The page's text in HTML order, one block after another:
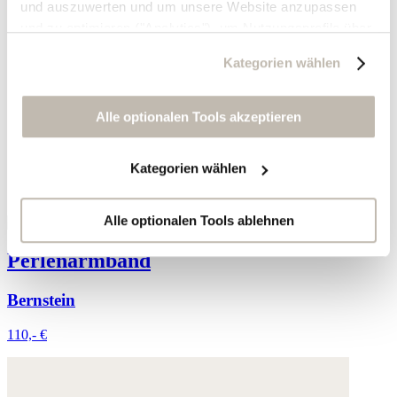
und auszuwerten und um unsere Website anzupassen
zu erstellen, um personalisierte Werbung auszuliefern,
Sie erneut mit Werbung anzusprechen sowie um unsere
Werbekampagnen auszuwerten ("Marketing").
Ihre Daten werden mit Dienstanbietern geteilt, die wir in
der Datenschutzerklärung genauer auflisten oder wenn
Sie auf "Kategorien wählen" klicken.
Indem Sie auf "Alle optionalen Tools akzeptieren" klicken,
wie zuvor beschrieben einverstanden.
Kategorien wählen
Alle optionalen Tools akzeptieren
Kategorien wählen
Alle optionalen Tools ablehnen
Perlenarmband
Bernstein
110,- €